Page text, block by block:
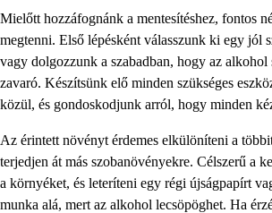
Mielőtt hozzáfognánk a mentesítéshez, fontos
megtenni. Első lépésként válasszunk ki egy jól
vagy dolgozzunk a szabadban, hogy az alkohol
zavaró. Készítsünk elő minden szükséges
közül, és gondoskodjunk arról, hogy minden
Az érintett növényt érdemes elkülöníteni a
terjedjen át más szobanövényekre. Célszerű a
a környéket, és leteríteni egy régi újságpapírt
munka alá, mert az alkohol lecsöpöghet. Ha